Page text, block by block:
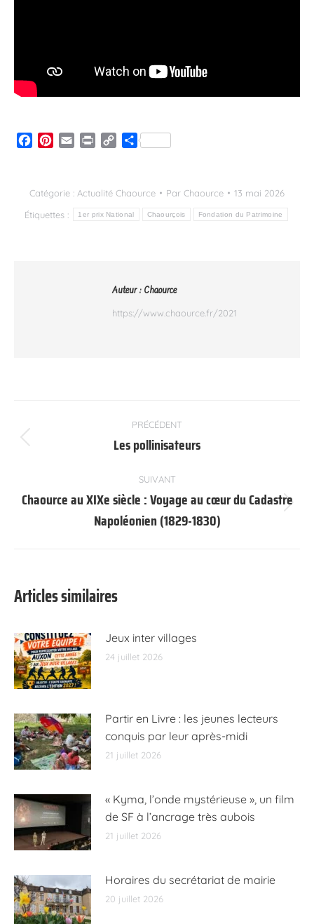
Facebook
Pinterest
Email Print
CopyPartager
Catégorie : Actualité Chaource Par Chaource
13 mai 2026
Étiquettes :
1er prix National Chaourçois Fondation du Patrimoine
Auteur : Chaource
https://www.chaource.fr/2021
article
PRÉCÉDENT
Article
:
Les pollinisateurs
SUIVANT
Article
suivant
Chaource au XIXe siècle : Voyage au cœur du Cadastre
Napoléonien (1829-1830)
Articles similaires
Jeux inter villages
24 juillet 2026
Partir en Livre : les jeunes lecteurs
conquis par leur après-midi
21 juillet 2026
« Kyma, l’onde mystérieuse », un film
de SF à l’ancrage très aubois
21 juillet 2026
Horaires du secrétariat de mairie
20 juillet 2026